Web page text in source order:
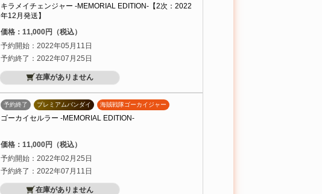
キラメイチェンジャー -MEMORIAL EDITION-【2次：2022
年12月発送】
価格：11,000円（税込）
予約開始：2022年05月11日
予約終了：2022年07月25日
在庫がありません
予約終了 プレミアムバンダイ 海賊戦隊ゴーカイジャー
ゴーカイセルラー -MEMORIAL EDITION-
価格：11,000円（税込）
予約開始：2022年02月25日
予約終了：2022年07月11日
在庫がありません